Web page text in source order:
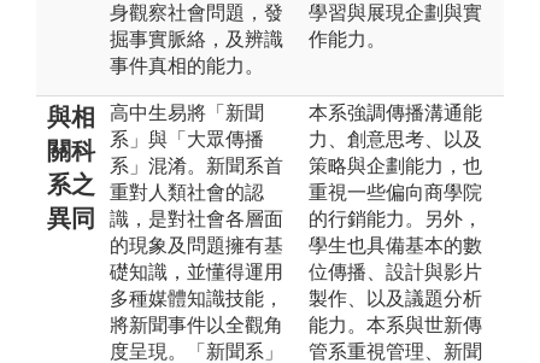
身觀察社會問題，發
掘事實脈絡，及辨識
事件真相的能力。
學習與展現企劃與實
作能力。
與相
關科
系之
異同
高中生易將「新聞
系」與「大眾傳播
系」混淆。新聞系首
重對人類社會的認
識，是對社會各層面
的現象及問題擁有基
礎知識，並懂得運用
多種媒體知識技能，
將新聞事件以全觀角
度呈現。「新聞系」
本系強調傳播溝通能
力、創意思考、以及
策略與企劃能力，也
重視一些偏向商學院
的行銷能力。另外，
學生也具備基本的數
位傳播、設計與影片
製作、以及議題分析
能力。本系與世新傳
管系重視管理、新聞